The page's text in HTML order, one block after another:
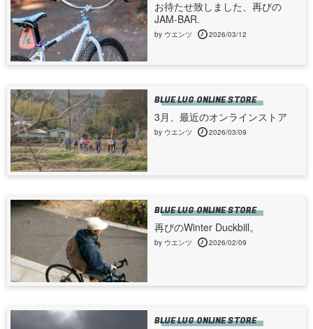
お待たせ致しました、再びの
JAM-BAR.
by ウエンツ 2026/03/12
BLUE LUG ONLINE STORE
3月、最近のオンラインストア
by ウエンツ 2026/03/09
BLUE LUG ONLINE STORE
再びのWinter Duckbill。
by ウエンツ 2026/02/09
BLUE LUG ONLINE STORE